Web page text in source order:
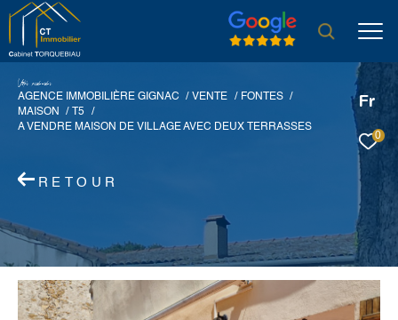
Fr
0
Vore recece
AGENCE IMMOBILIÈRE GIGNAC
VENTE
FONTES
MAISON
T5
A VENDRE MAISON DE VILLAGE AVEC DEUX TERRASSES
RETOUR